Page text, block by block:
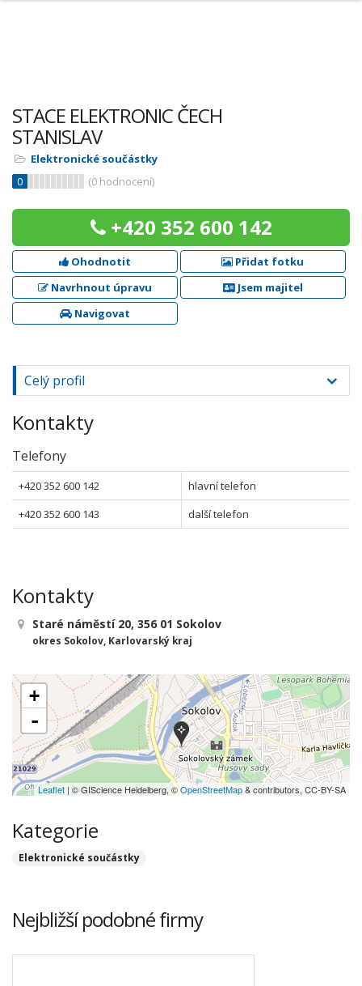
STACE ELEKTRONIC ČECH
STANISLAV
Elektronické součástky
0
(0 hodnocení)
+420 352 600 142
Ohodnotit
Přidat fotku
Navrhnout úpravu
Jsem majitel
Navigovat
Celý profil
Kontakty
Telefony
+420 352 600 142
hlavní telefon
+420 352 600 143
další telefon
Kontakty
Staré náměstí 20, 356 01 Sokolov
okres Sokolov, Karlovarský kraj
+
-
Leaflet | © GIScience Heidelberg, ©OpenStreetMap& contributors, CC-BY-SA
Kategorie
Elektronické součástky
Nejbližší podobné firmy